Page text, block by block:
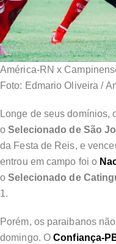
América-RN x
Foto: Edmario Oliveira /
Longe de seus domínios,
oSelecionado de São
da Festa de Reis, e
entrou em campo foi o
oSelecionado de
1.
Porém, os paraibanos
domingo. OConfiança-